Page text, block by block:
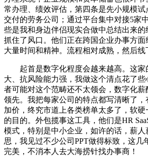
常办理、绩效评估，第四条是先小规模
交付的劳务公司；通过平台集中对接5家
些是我和身边伴侣现实合做中总结出来
抓住了风口。他们正在跨国企业办事方面
大量时间和精神。流程相对成熟，然后线
起首是数字化程度会越来越高。这家
大、抗风险能力强，我做这个清点花了
者可能对这个范畴还不太领会，数字化薪
领先。我把每家公司的特点都写清晰了，
加价，终究市道上各类榜单太多了，软
的目的。外包揽事这工具，他们是HR
模式，特别是中小企业，如许的话，薪
思，我见过不少公司PPT做得标致，这几
完美，不消本人去大海捞针找办事商！